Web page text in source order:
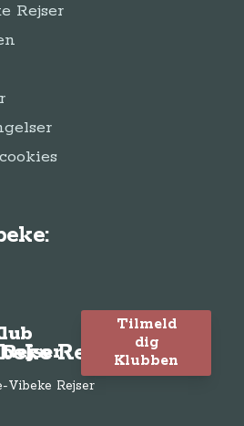
Rejser
Rejser
Tilmeld
dig
Klubben